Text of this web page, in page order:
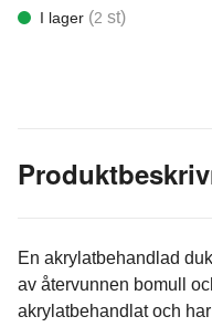
I lager (2 st)
En akrylatbehandlad
av återvunnen bomull
akrylatbehandlat och